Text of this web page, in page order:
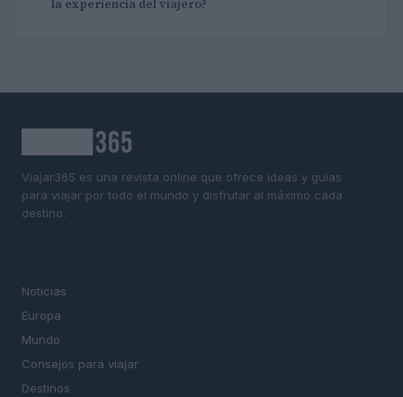
la experiencia del viajero?
Viajar365 es una revista online que ofrece ideas y guías
para viajar por todo el mundo y disfrutar al máximo cada
destino.
Noticias
Europa
Mundo
Consejos para viajar
Destinos